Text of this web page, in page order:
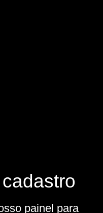
painel para